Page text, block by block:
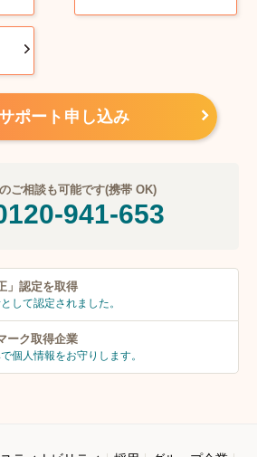
ポート申し込み
ご相談も可能です(携帯 OK)
941-653
」 認定を取得
として認定されました。
ーク取得企業
個人情報をお守りします。